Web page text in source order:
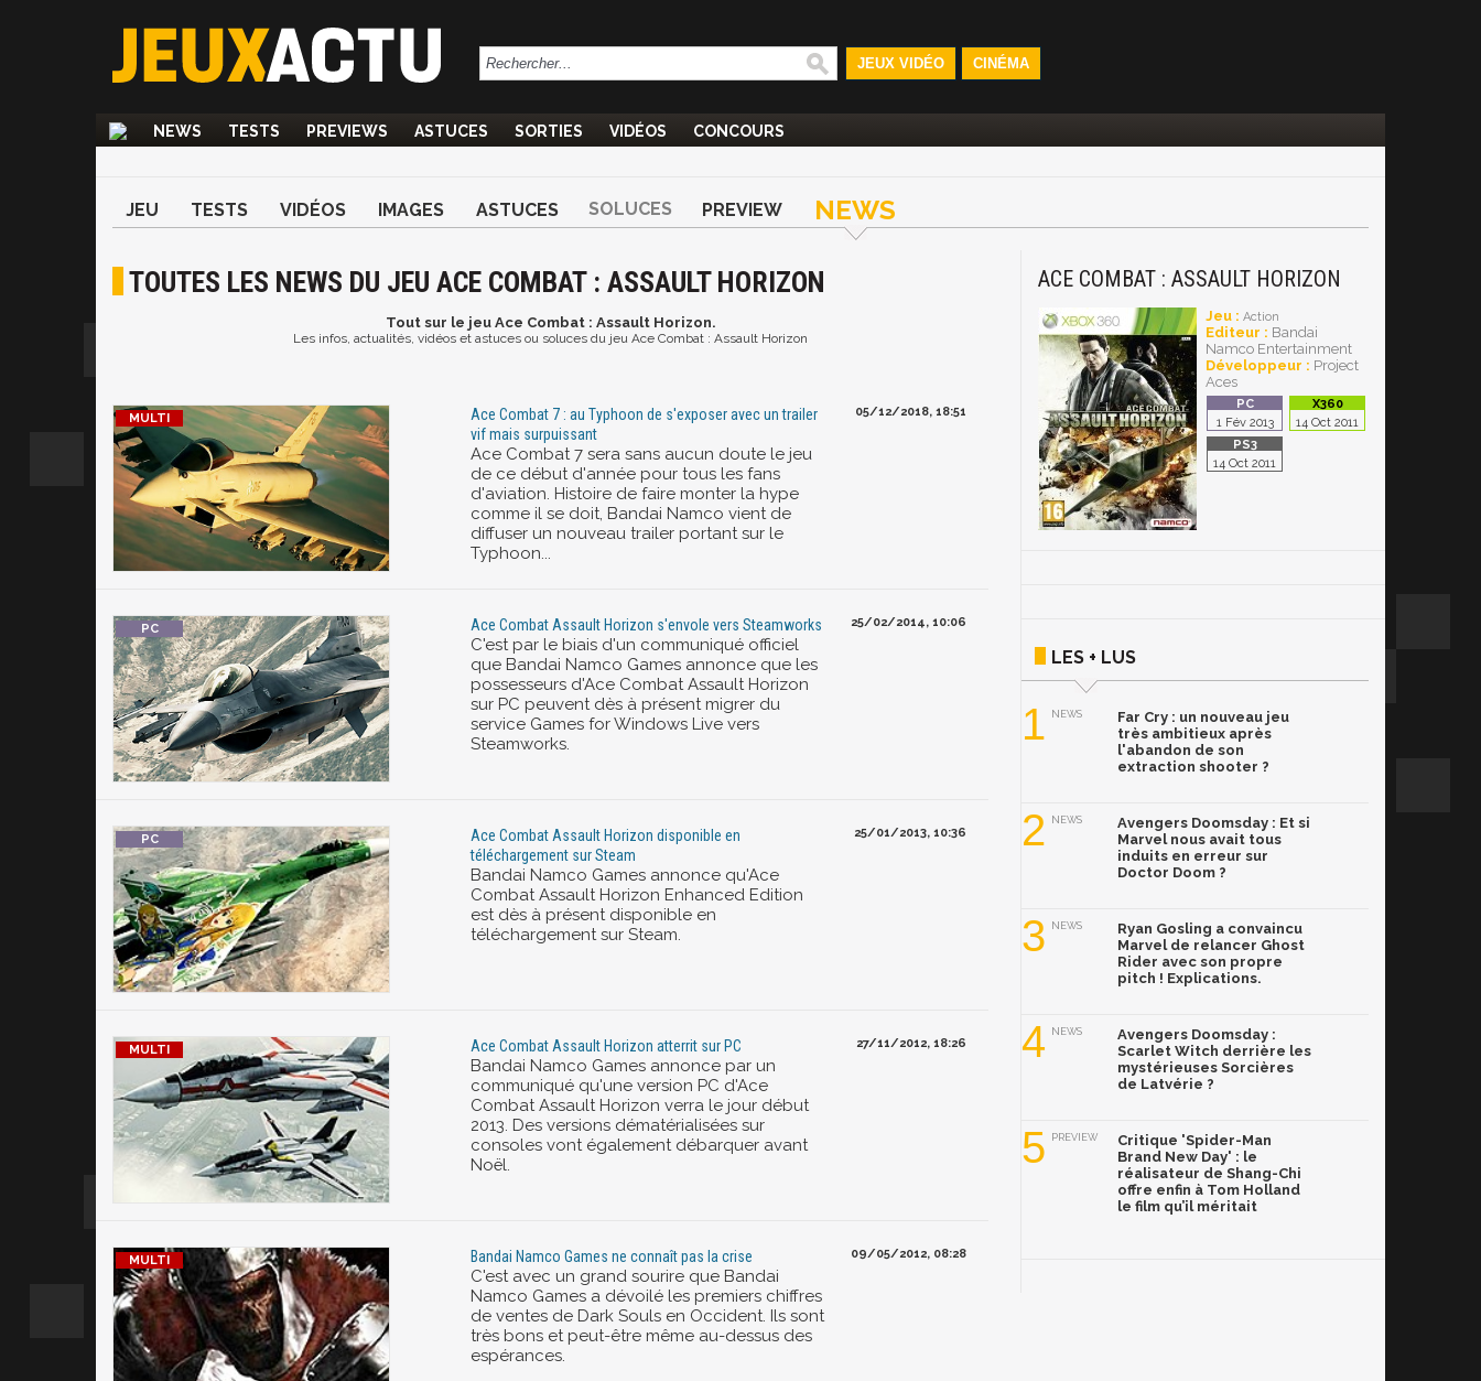
JEUX VIDÉO CINÉMA
NEWS TESTS PREVIEWS ASTUCES SORTIES VIDÉOS CONCOURS
JEU TESTS VIDÉOS IMAGES ASTUCES SOLUCES PREVIEW NEWS
TOUTES LES NEWS DU JEU ACE COMBAT : ASSAULT HORIZON
Toutsur le jeu Ace Combat : Assault Horizon.
Les infos, actualités, vidéos et astuces ou soluces du jeu Ace Combat : Assault Horizon
Ace Combat 7 : au Typhoon de s'exposer avec un trailer
vif mais surpuissant
Ace Combat 7 sera sans aucun doute le jeu
de ce début d'année pour tous les fans
d'aviation. Histoire de faire monter la hype
comme il se doit, Bandai Namco vient de
diffuser un nouveau trailer portant sur le
Typhoon...
05/12/2018, 18:51
Ace Combat Assault Horizon s'envole vers Steamworks
C'est par le biais d'un communiqué officiel
que Bandai Namco Games annonce que les
possesseurs d'Ace Combat Assault Horizon
sur PC peuvent dès à présent migrer du
service Games for Windows Live vers
Steamworks.
25/02/2014, 10:06
Ace Combat Assault Horizon disponible en
téléchargement sur Steam
Bandai Namco Games annonce qu'Ace
Combat Assault Horizon Enhanced Edition
est dès à présent disponible en
téléchargement sur Steam.
25/01/2013, 10:36
Ace Combat Assault Horizon atterrit sur PC
Bandai Namco Games annonce par un
communiqué qu'une version PC d'Ace
Combat Assault Horizon verra le jour début
2013. Des versions dématérialisées sur
consoles vont également débarquer avant
Noël.
27/11/2012, 18:26
Bandai Namco Games ne connaît pas la crise
C'est avec un grand sourire que Bandai
Namco Games a dévoilé les premiers chiffres
de ventes de Dark Souls en Occident. Ils sont
très bons et peut-être même au-dessus des
espérances.
09/05/2012, 08:28
ACE COMBAT : ASSAULT HORIZON
Jeu : Action
Editeur : Bandai
Namco Entertainment
Développeur : Project
Aces
1 Fév 2013 14 Oct 2011
14 Oct 2011
LES + LUS
1 NEWS
Far Cry : un nouveau jeu
très ambitieux après
l'abandon de son
extraction shooter ?
2 NEWS
Avengers Doomsday : Et si
Marvel nous avait tous
induits en erreur sur
Doctor Doom ?
3 NEWS
Ryan Gosling a convaincu
Marvel de relancer Ghost
Rider avec son propre
pitch ! Explications.
4 NEWS
Avengers Doomsday :
Scarlet Witch derrière les
mystérieuses Sorcières
de Latvérie ?
5 PREVIEW
Critique 'Spider-Man
Brand New Day' : le
réalisateur de Shang-Chi
offre enfin à Tom Holland
le film qu’il méritait